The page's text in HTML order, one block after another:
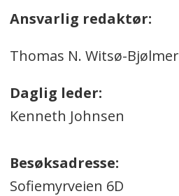
Ansvarlig redaktør:
Thomas N. Witsø-Bjølmer
Daglig leder:
Kenneth Johnsen
Besøksadresse:
Sofiemyrveien 6D